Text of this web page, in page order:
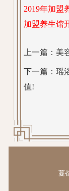
2019年加盟
加盟养生馆
上一篇： 美
下一篇：瑶
值!
蔓